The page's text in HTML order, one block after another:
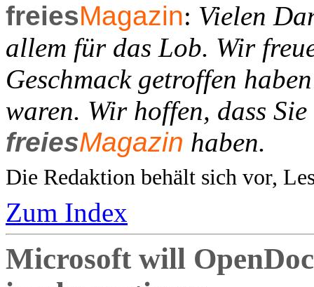
freiesMagazin: Vielen
allem für das Lob. Wir
Geschmack getroffen
waren. Wir hoffen, dass
freiesMagazin haben.
Die Redaktion behält sich vor,
Zum Index
Microsoft will